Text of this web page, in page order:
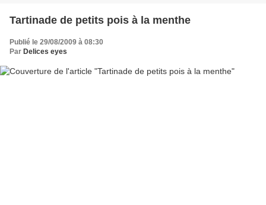
Tartinade de petits pois à la menthe
Publié le 29/08/2009 à 08:30
Par Delices eyes